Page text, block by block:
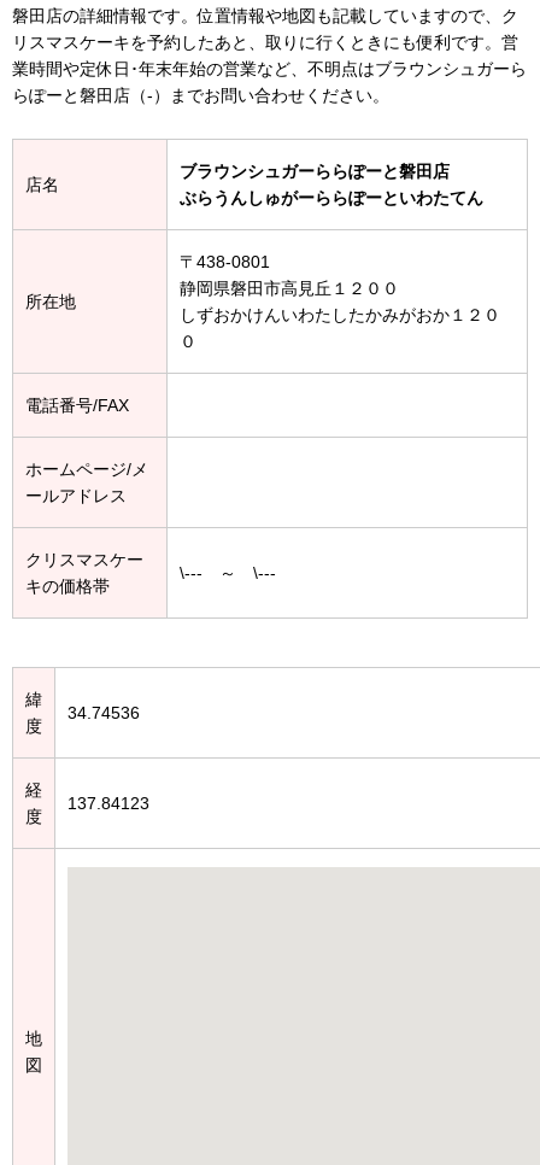
磐田店の詳細情報です。位置情報や地図も記載していますので、ク
リスマスケーキを予約したあと、取りに行くときにも便利です。営
業時間や定休日･年末年始の営業など、不明点はブラウンシュガーら
らぽーと磐田店（-）までお問い合わせください。
店名
ブラウンシュガーららぽーと磐田店
ぶらうんしゅがーららぽーといわたてん
所在地
〒438-0801
静岡県磐田市高見丘１２００
しずおかけんいわたしたかみがおか１２０
０
電話番号/FAX
ホームページ/メ
ールアドレス
クリスマスケー
キの価格帯
\--- ～ \---
緯
度
34.74536
経
度
137.84123
地
図